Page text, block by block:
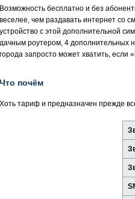
Возможность бесплатно и без
веселее, чем раздавать интернет со
устройство с этой дополнительной
дачным роутером, 4 дополнительных
города запросто может хватить, если
Что почём
Хоть тариф и предназначен прежде